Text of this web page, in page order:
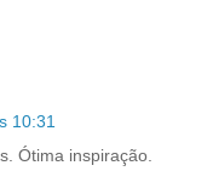
10:31
Ótima inspiração.